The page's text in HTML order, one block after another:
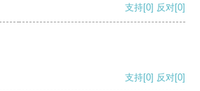
支持[0] 反对[0]
支持[0] 反对[0]